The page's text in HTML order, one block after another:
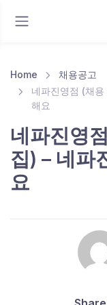
Home
채용공고
네파진영점 (채
해요
네파진영
집) – 네파
요